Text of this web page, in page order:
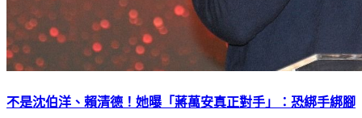
不是沈伯洋、賴清德！她曝「蔣萬安真正對手」：恐綁手綁腳